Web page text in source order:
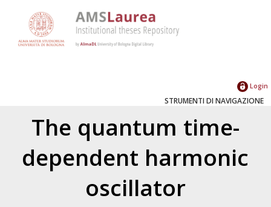
Login
STRUMENTI DI NAVIGAZIONE
The quantum time-
dependent harmonic
oscillator